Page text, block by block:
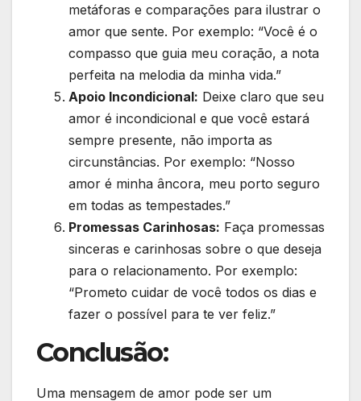
metáforas e comparações para ilustrar o
amor que sente. Por exemplo: “Você é o
compasso que guia meu coração, a nota
perfeita na melodia da minha vida.”
Apoio Incondicional: Deixe claro que seu
amor é incondicional e que você estará
sempre presente, não importa as
circunstâncias. Por exemplo: “Nosso
amor é minha âncora, meu porto seguro
em todas as tempestades.”
Promessas Carinhosas: Faça promessas
sinceras e carinhosas sobre o que deseja
para o relacionamento. Por exemplo:
“Prometo cuidar de você todos os dias e
fazer o possível para te ver feliz.”
Conclusão:
Uma mensagem de amor pode ser um